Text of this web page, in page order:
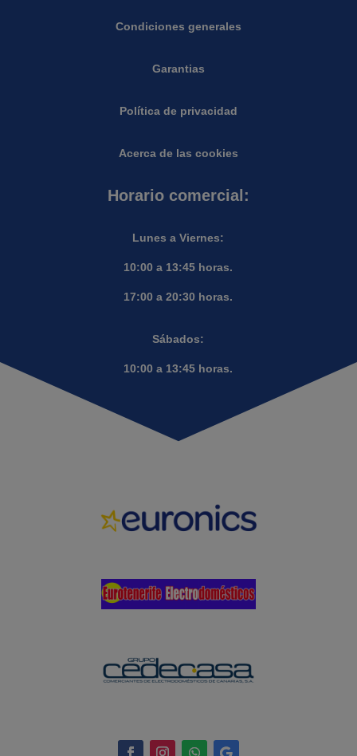
Condiciones generales
Garantias
Política de privacidad
Acerca de las cookies
Horario comercial:
Lunes a Viernes:
10:00 a 13:45 horas.
17:00 a 20:30 horas.
Sábados:
10:00 a 13:45 horas.